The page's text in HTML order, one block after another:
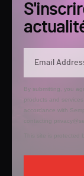
By submitting, you
products and
accordance with
contacting
This site is protected